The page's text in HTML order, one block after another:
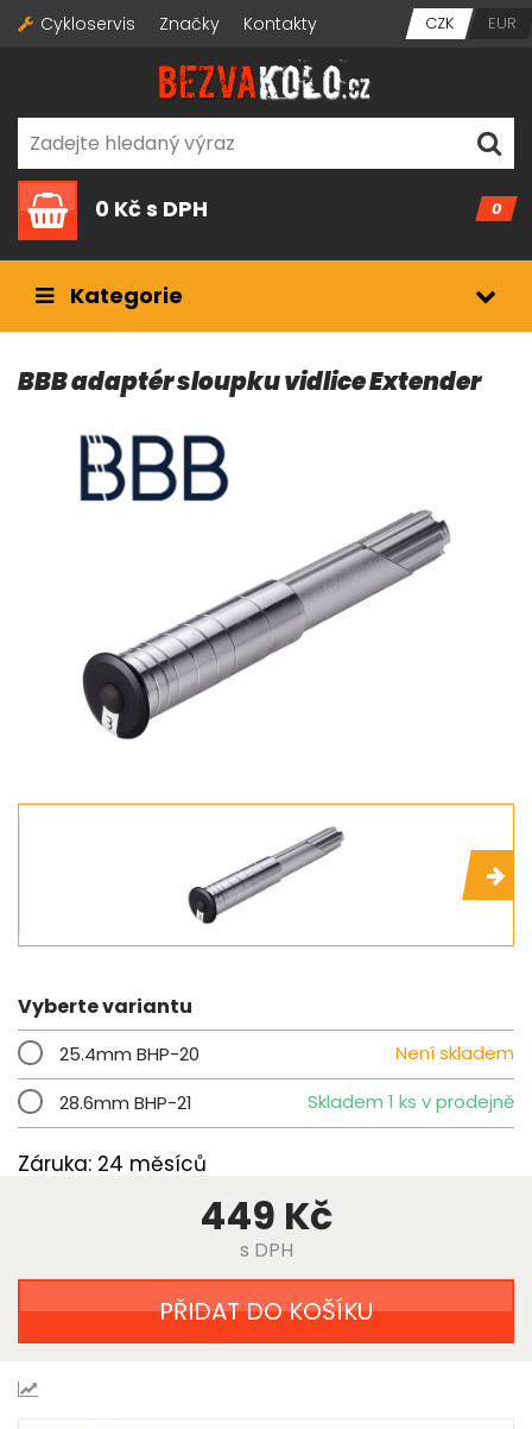
Cykloservis Značky Kontakty CZK EUR
0
0 Kčs DPH
Kategorie
BBB adaptér sloupku vidlice Extender
Vyberte variantu
25.4mm BHP-20
Není skladem
28.6mm BHP-21
Skladem 1 ks v prodejně
Záruka: 24 měsíců
449 Kč
s DPH
PŘIDAT DO KOŠÍKU